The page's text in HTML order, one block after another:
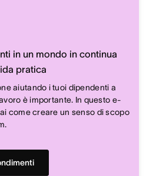
in un mondo in continua
pratica
aiutando i tuoi dipendenti a
è importante. In questo e-
come creare un senso di scopo